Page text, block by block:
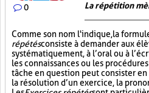
0 La répétition
Comme son nom l'indique, la
répétésconsiste à demander aux
systématiquement, à l’oral ou à
les connaissances ou les
tâche en question peut consister
la résolution d’un exercice, la